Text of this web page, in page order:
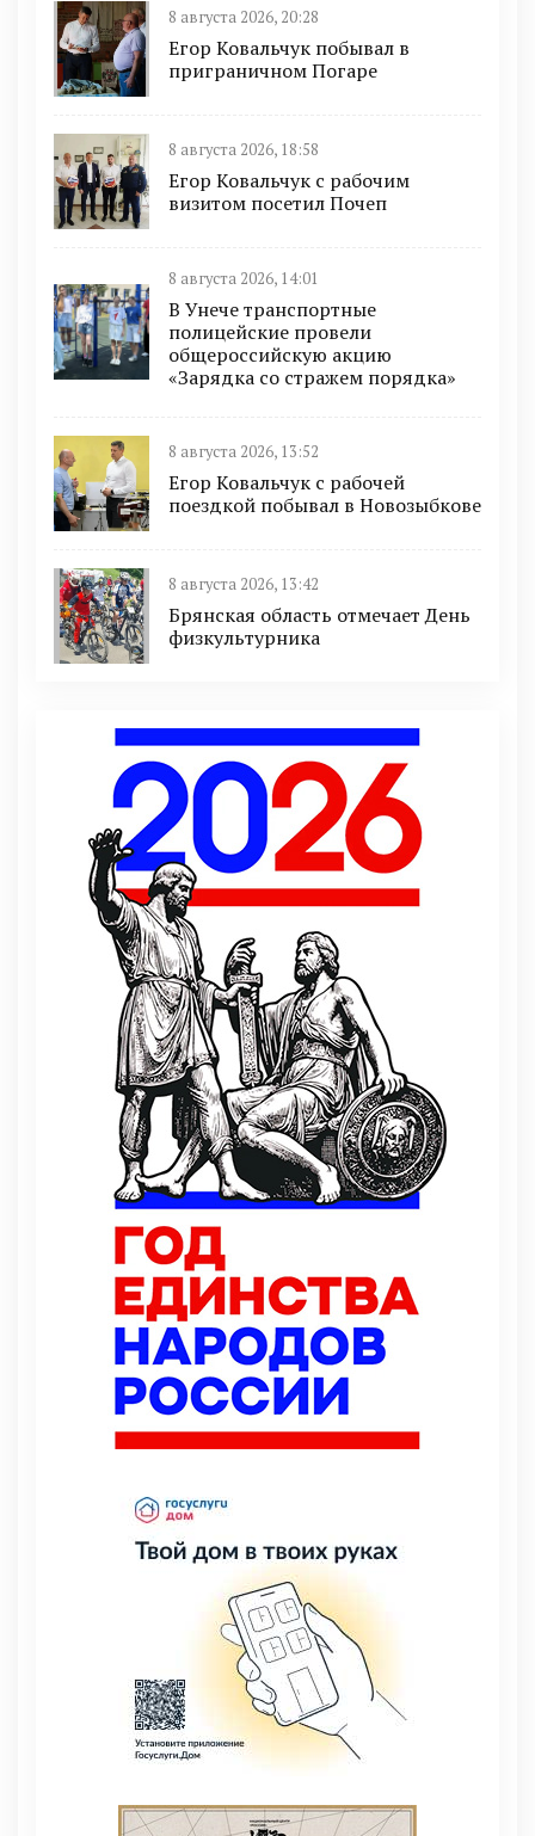
8 августа 2026, 20:28
Егор Ковальчук побывал в
приграничном Погаре
8 августа 2026, 18:58
Егор Ковальчук с рабочим
визитом посетил Почеп
8 августа 2026, 14:01
В Унече транспортные
полицейские провели
общероссийскую акцию
«Зарядка со стражем порядка»
8 августа 2026, 13:52
Егор Ковальчук с рабочей
поездкой побывал в Новозыбкове
8 августа 2026, 13:42
Брянская область отмечает День
физкультурника